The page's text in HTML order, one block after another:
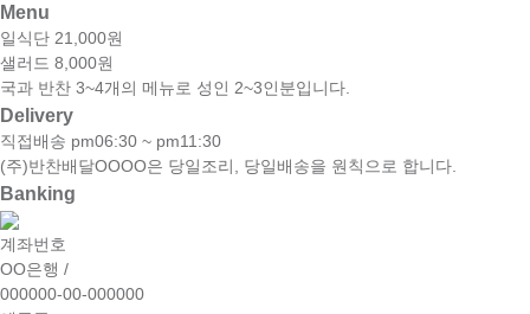
Menu
일식단 21,000원
샐러드 8,000원
국과 반찬 3~4개의 메뉴로 성인 2~3인분입니다.
Delivery
직접배송 pm06:30 ~ pm11:30
(주)반찬배달OOOO은 당일조리, 당일배송을 원칙으로 합니다.
Banking
계좌번호
OO은행 /
000000-00-000000